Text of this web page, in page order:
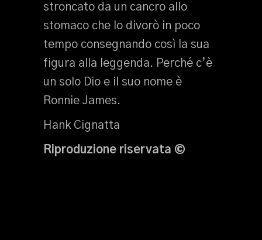
stroncato da un cancro allo
stomaco che lo divorò in poco
tempo consegnando così la sua
figura alla leggenda. Perché c’è
un solo Dio e il suo nome è
Ronnie James.
Hank Cignatta
Riproduzione riservata ©